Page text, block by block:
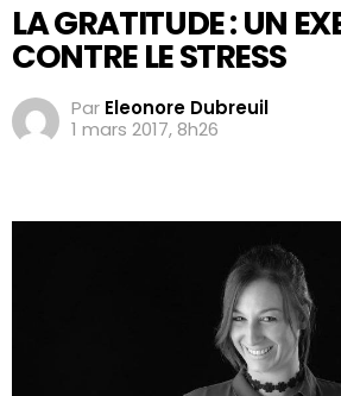
LA GRATITUDE : UN
CONTRE LE STRESS
Par Eleonore Dubreuil
1 mars 2017, 8h26